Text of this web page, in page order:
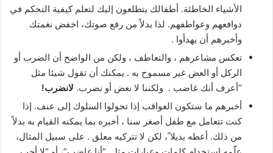
الأشياء الخاطئة. أطفالك يتطلعون إليك لتعلم كيفية التحكم في
دوافعهم وعواطفهم. لذا بدلاً من رفع صوتك، اخفض نغمتك
وأخبرهم أن يهدأوا .
تعكس مشاعرهم ، والتعاطف ، ولكن من الواضح أن الضرب أو
الركل أو العض غير مسموح به . يمكنك أن تقول شيئا مثل
“أعرف أنك غاضب . ولكننا لا نعض أو نضرب. لانضرب!
أخبرهم ما ستكون العواقب إذا تحولوا السلوك إلى عنف. إذا
كنت تتعامل مع طفل أصغر سنا ، أخبره بما يمكنه القيام به بدلاً
من ذلك. أعطه بديلا ً، لكن لا تتركيه معلق . على سبيل المثال،